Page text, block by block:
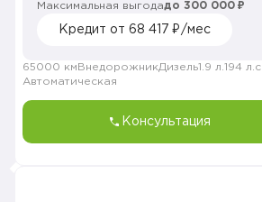
Максимальная выгодадо 300 000 ₽
Кредит от 68 417 ₽/мес
65000 км ВнедорожникДизель1.9 л. 194 л.с.
Автоматическая
Консультация